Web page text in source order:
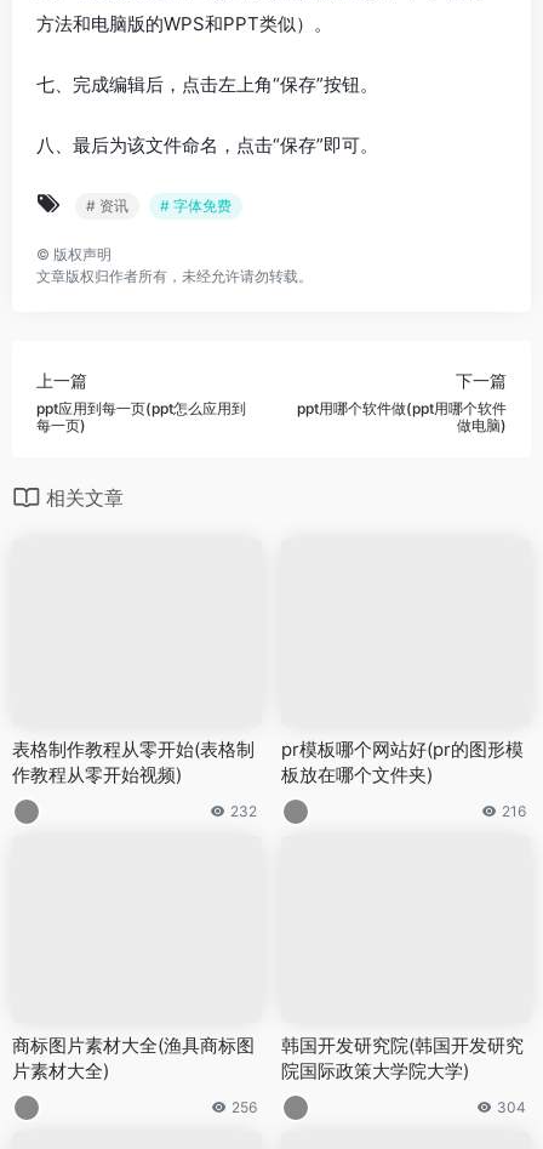
方法和电脑版的WPS和PPT类似）。
七、完成编辑后，点击左上角“保存”按钮。
八、最后为该文件命名，点击“保存”即可。
# 资讯 # 字体免费
© 版权声明
文章版权归作者所有，未经允许请勿转载。
上一篇
ppt应用到每一页(ppt怎么应用到
每一页)
下一篇
ppt用哪个软件做(ppt用哪个软件
做电脑)
相关文章
表格制作教程从零开始(表格制
作教程从零开始视频)
232
pr模板哪个网站好(pr的图形模
板放在哪个文件夹)
216
商标图片素材大全(渔具商标图
片素材大全)
256
韩国开发研究院(韩国开发研究
院国际政策大学院大学)
304